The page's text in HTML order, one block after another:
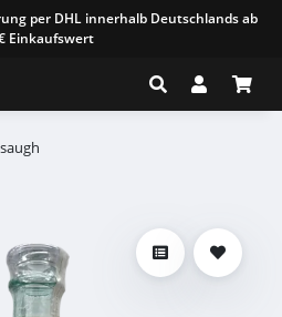
per DHL innerhalb Deutschlands ab
Einkaufswert